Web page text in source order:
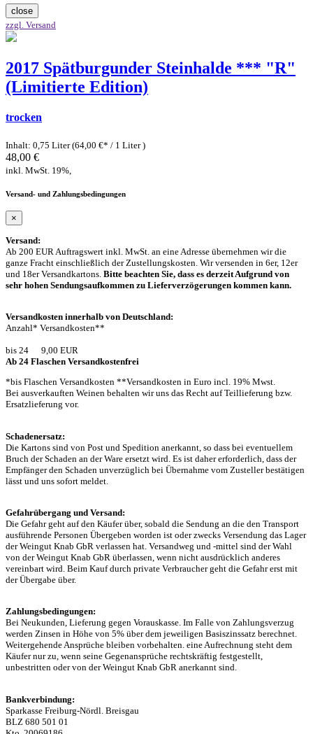
close
zzgl. Versand
2017 Spätburgunder Steinhalde *** "R"
(Limitierte Edition)
trocken
Inhalt: 0,75 Liter (64,00 €* / 1 Liter )
48,00 €
inkl. MwSt. 19%,
Versand- und Zahlungsbedingungen
×
Versand:
Ab 200 EUR Auftragswert inkl. MwSt. an eine Adresse übernehmen wir die
ganze Fracht einschließlich der Zustellungskosten. Wir versenden in 6er, 12er
und 18er Versandkartons. Bitte beachten Sie, dass es derzeit Aufgrund von
sehr hohen Sendungsaufkommen zu Lieferverzögerungen kommen kann.
Versandkosten innerhalb von Deutschland:
Anzahl* Versandkosten**
bis 24 9,00 EUR
Ab 24 Flaschen Versandkostenfrei
*bis Flaschen Versandkosten **Versandkosten in Euro incl. 19% Mwst.
Bei ausverkauften Weinen behalten wir uns das Recht auf Teillieferung bzw.
Ersatzlieferung vor.
Schadenersatz:
Die Kartons sind von Post und Spedition anerkannt, so dass bei eventuellem
Bruch der Schaden an der Ware ersetzt wird. Es ist daher erforderlich, dass der
Empfänger den Schaden unverzüglich bei Übernahme vom Zusteller bestätigen
lässt und uns sofort meldet.
Gefahrübergang und Versand:
Die Gefahr geht auf den Käufer über, sobald die Sendung an die den Transport
ausführende Personen Übergeben worden ist oder zwecks Versendung das Lager
der Weingut Knab GbR verlassen hat. Versandweg und -mittel sind der Wahl
von der Weingut Knab GbR überlassen, wenn nicht ausdrücklich anderes
vereinbart wird. Beim Kauf durch private Verbraucher geht die Gefahr erst mit
der Übergabe über.
Zahlungsbedingungen:
Bei Neukunden, Lieferung gegen Vorauskasse. Im Falle von Zahlungsverzug
werden Zinsen in Höhe von 5% über dem jeweiligen Basiszinssatz berechnet.
Weitergehende Ansprüche bleiben vorbehalten. eine Aufrechnung steht dem
Käufer nur zu, wenn seine Gegenansprüche rechtskräftig festgestellt,
unbestritten oder von der Weingut Knab GbR anerkannt sind.
Bankverbindung:
Sparkasse Freiburg-Nördl. Breisgau
BLZ 680 501 01